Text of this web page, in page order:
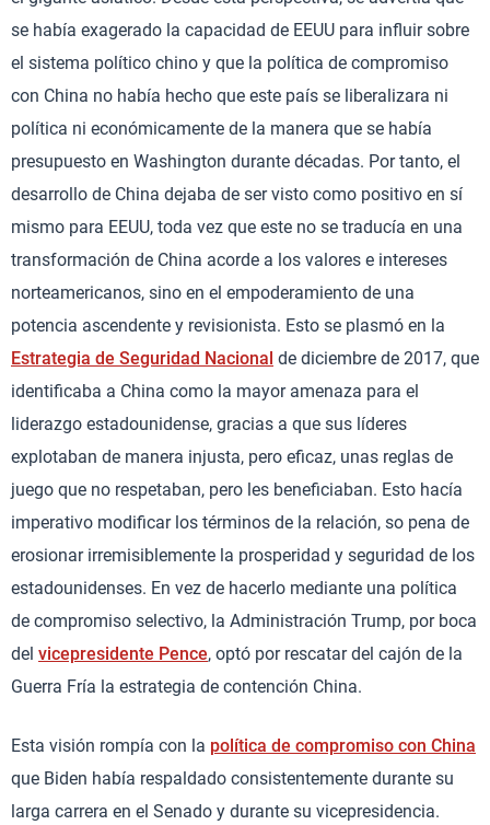
se había exagerado la capacidad de EEUU para influir sobre
el sistema político chino y que la política de compromiso
con China no había hecho que este país se liberalizara ni
política ni económicamente de la manera que se había
presupuesto en Washington durante décadas. Por tanto, el
desarrollo de China dejaba de ser visto como positivo en sí
mismo para EEUU, toda vez que este no se traducía en una
transformación de China acorde a los valores e intereses
norteamericanos, sino en el empoderamiento de una
potencia ascendente y revisionista. Esto se plasmó en la
Estrategia de Seguridad Nacional de diciembre de 2017, que
identificaba a China como la mayor amenaza para el
liderazgo estadounidense, gracias a que sus líderes
explotaban de manera injusta, pero eficaz, unas reglas de
juego que no respetaban, pero les beneficiaban. Esto hacía
imperativo modificar los términos de la relación, so pena de
erosionar irremisiblemente la prosperidad y seguridad de los
estadounidenses. En vez de hacerlo mediante una política
de compromiso selectivo, la Administración Trump, por boca
del vicepresidente Pence, optó por rescatar del cajón de la
Guerra Fría la estrategia de contención China.
Esta visión rompía con la política de compromiso con China
que Biden había respaldado consistentemente durante su
larga carrera en el Senado y durante su vicepresidencia.